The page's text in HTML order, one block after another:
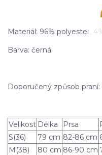
Materiál: 96% polyester,
Barva: černá
Doporučený způsob
Velikost Délka Prsa
S(36)
79 cm 82-86 cm
M(38)
80 cm 86-90 cm